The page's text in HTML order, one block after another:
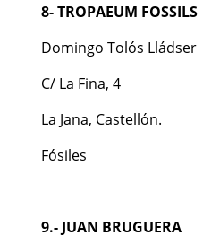
8- TROPAEUM FOSSILS
Domingo Tolós Lládser
C/ La Fina, 4
La Jana, Castellón.
Fósiles
9.- JUAN BRUGUERA